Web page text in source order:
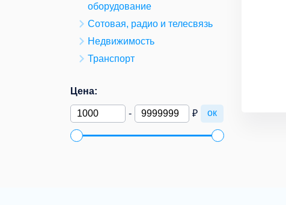
оборудование
Сотовая, радио и телесвязь
Недвижимость
Транспорт
Цена:
- ₽ ок